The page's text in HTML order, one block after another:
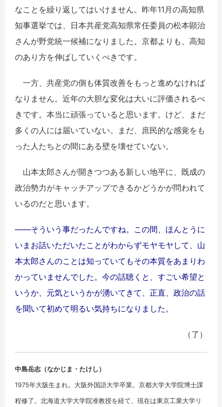
なことを繰り返してはいけません。昨年11月の高知県
知事選挙では、日本共産党高知県常任委員の松本顕治
さんが野党統一候補になりました。京都よりも、高知
のあり方を伸ばしていくべきです。
一方、共産党の側も体質改善をもっと進めなければ
なりません。近年の大胆な変化は大いに評価されるべ
きです。本当に頑張っていると思います。けど、まだ
多くの人には届いていない。まだ、庶民的な感覚をも
った人たちとの間にある壁を壊せていない。
山本太郎さんが開きつつある新しい地平に、既成の
政治勢力がキャッチアップできるかどうかが問われて
いるのだと思います。
――そういう事だったんですね。この間、ほんとうに
いまお話いただいたことがわからずモヤモヤして、山
本太郎さんのことは知っていてもその本質をあまりわ
かっていませんでした。今の話聴くと、すごい希望と
いうか、元気というかが湧いてきて、正直、政治の話
を聞いて初めて明るい気持ちになりました。
（了）
中島岳志（なかじま・たけし）
1975年大阪生まれ。大阪外国語大学卒業。京都大学大学院博士課
程修了。北海道大学大学院准教授を経て、現在は東京工業大学リ